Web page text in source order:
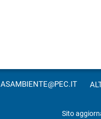
ASAMBIENTE@PEC.IT
Sito